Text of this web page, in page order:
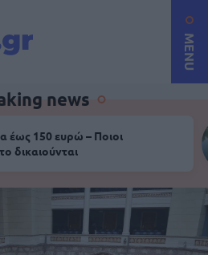
MENU
news
έως 150 ευρώ – Ποιοι
δικαιούνται